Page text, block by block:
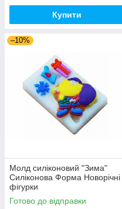
Купити
–10%
Молд силіконовий "Зима"
Силіконова Форма Новорічні
фігурки
Готово до відправки